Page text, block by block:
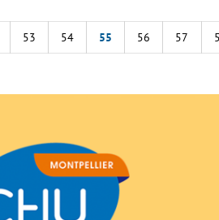
53 54 55 56 57